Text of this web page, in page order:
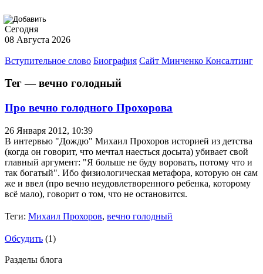
Сегодня
08 Августа 2026
Вступительное слово Биография Сайт Минченко Консалтинг
Тег — вечно голодный
Про вечно голодного Прохорова
26 Января 2012, 10:39
В интервью "Дождю" Михаил Прохоров историей из детства
(когда он говорит, что мечтал наесться досыта) убивает свой
главный аргумент: "Я больше не буду воровать, потому что и
так богатый". Ибо физиологическая метафора, которую он сам
же и ввел (про вечно неудовлетворенного ребенка, которому
всё мало), говорит о том, что не остановится.
Теги: Михаил Прохоров, вечно голодный
Обсудить (1)
Разделы блога